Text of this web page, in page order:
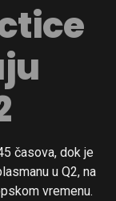
časova, dok je
u Q2, na
vremenu.